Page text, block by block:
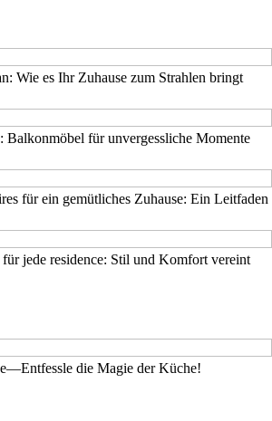
Wie es Ihr Zuhause zum Strahlen bringt
Balkonmöbel für unvergessliche Momente
für ein gemütliches Zuhause: Ein Leitfaden
jede residence: Stil und Komfort vereint
die Magie der Küche!